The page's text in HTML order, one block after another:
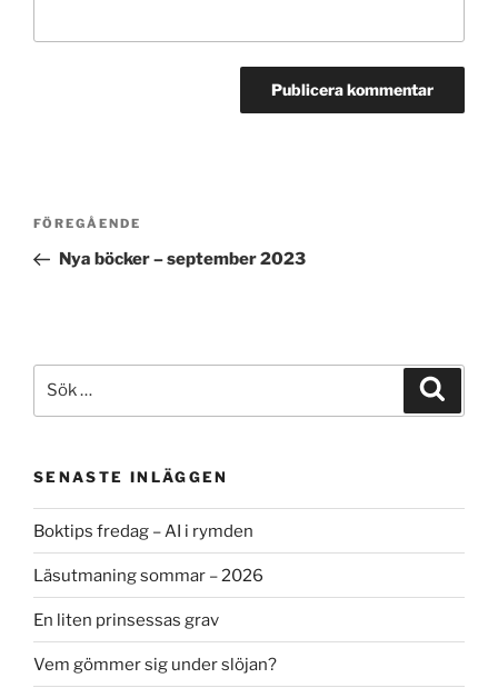
Inläggsnavigering
Föregående
inlägg
FÖREGÅENDE
Nya böcker – september 2023
efter:
SENASTE INLÄGGEN
Boktips fredag – AI i rymden
Läsutmaning sommar – 2026
En liten prinsessas grav
Vem gömmer sig under slöjan?